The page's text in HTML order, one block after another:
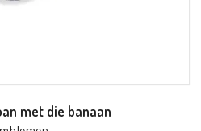
met die banaan